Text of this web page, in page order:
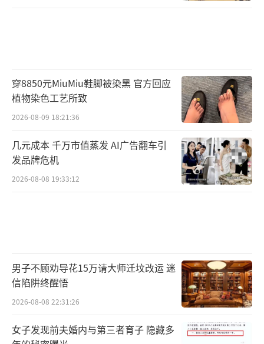
穿8850元MiuMiu鞋脚被染黑 官方回应
植物染色工艺所致
2026-08-09 18:21:36
几元成本 千万市值蒸发 AI广告翻车引
发品牌危机
2026-08-08 19:33:12
男子不顾劝导花15万请大师迁坟改运 迷
信陷阱终醒悟
2026-08-08 22:31:26
女子发现前夫婚内与第三者育子 隐藏多